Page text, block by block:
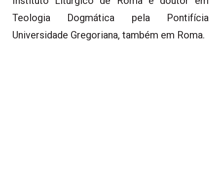
Teologia Dogmática pela Pontifícia
Universidade Gregoriana, também em Roma.